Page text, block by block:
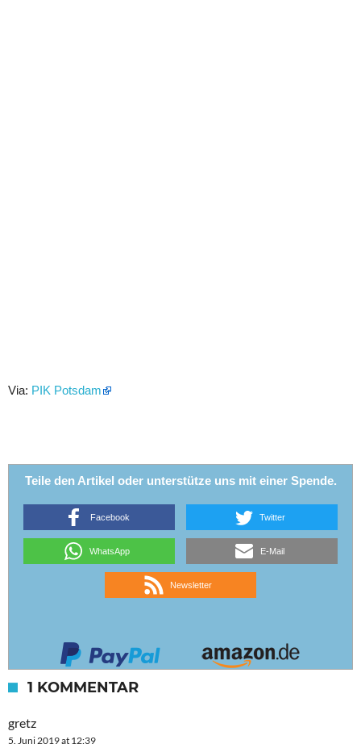
Via: PIK Potsdam
Teile den Artikel oder unterstütze uns mit einer Spende.
Facebook Twitter
WhatsApp E-Mail
Newsletter
1 KOMMENTAR
gretz
5. Juni 2019 at 12:39